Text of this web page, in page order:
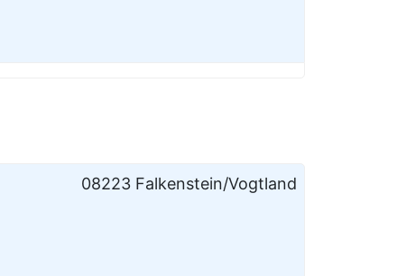
08223 Falkenstein/Vogtland